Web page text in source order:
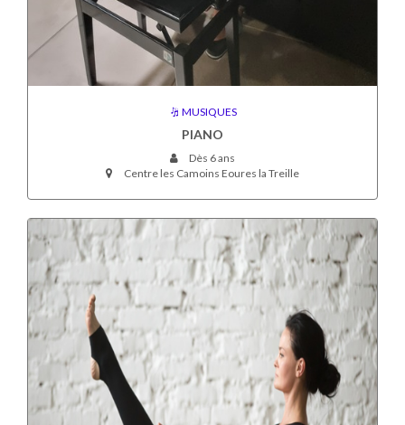
MUSIQUES
PIANO
Dès 6 ans
Centre les Camoins Eoures la Treille